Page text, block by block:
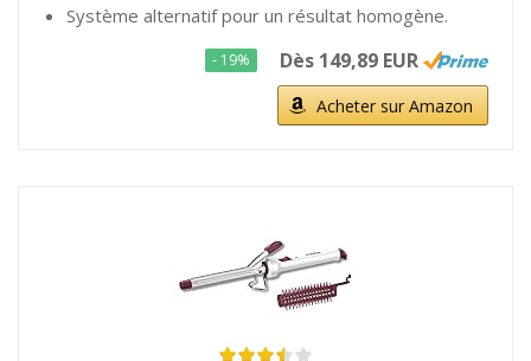
Système alternatif pour un résultat homogène.
- 19% Dès 149,89 EUR
Acheter sur Amazon